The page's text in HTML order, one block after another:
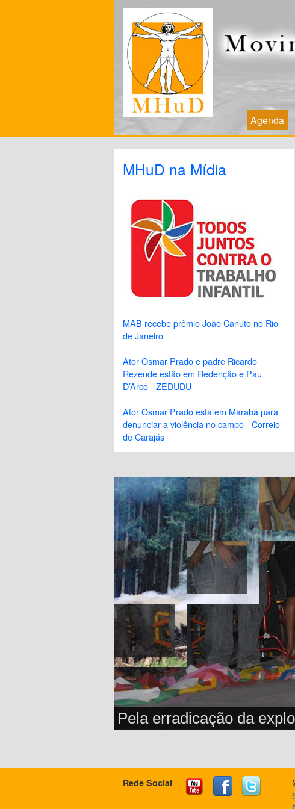
Agenda
MHuD na Mídia
MAB recebe prêmio João Canuto no Rio
de Janeiro
Ator Osmar Prado e padre Ricardo
Rezende estão em Redenção e Pau
D’Arco - ZEDUDU
Ator Osmar Prado está em Marabá para
denunciar a violência no campo - Correio
de Carajás
Pela erradicação da
Rede Social